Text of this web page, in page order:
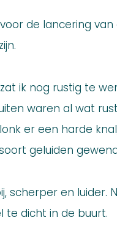
de lancering van
ik nog rustig te
waren al wat
er een harde
geluiden
scherper en luider.
te dicht in de buurt.